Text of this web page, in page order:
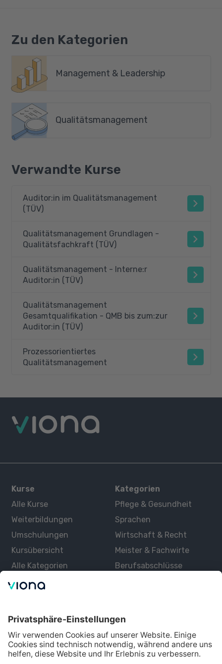
Zu den Kategorien
Management & Leadership
Qualitätsmanagement
Verwandte Kurse
Auditor:in im Qualitätsmanagement
(TÜV)
Qualitätsmanagement Grundlagen -
Qualitätsfachkraft (TÜV)
Qualitätsmanagement - Interne:r
Auditor:in (TÜV)
Qualitätsmanagement
Gesamtqualifikation - QMB bis zum:zur
Auditor:in (TÜV)
Prozessorientiertes
Qualitätsmanagement
Kurse
Alle Kurse
Weiterbildungen
Umschulungen
Kursübersicht
Alle Kategorien
Kategorien
Pflege & Gesundheit
Sprachen
Wirtschaft & Recht
Meister & Fachwirte
Berufsabschlüsse
Über uns
Lernen mit Viona
Alle Partner
Partner werden